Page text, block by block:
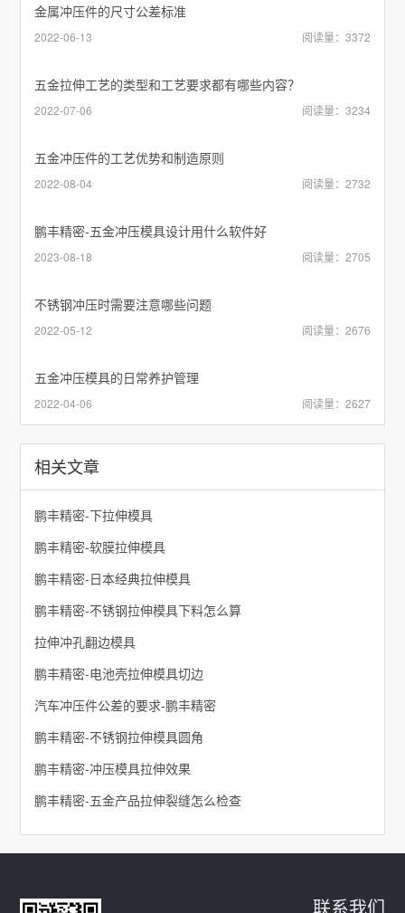
金属冲压件的尺寸公差标准
2022-06-13 阅读量：3372
五金拉伸工艺的类型和工艺要求都有哪些内容？
2022-07-06 阅读量：3234
五金冲压件的工艺优势和制造原则
2022-08-04 阅读量：2732
鹏丰精密-五金冲压模具设计用什么软件好
2023-08-18 阅读量：2705
不锈钢冲压时需要注意哪些问题
2022-05-12 阅读量：2676
五金冲压模具的日常养护管理
2022-04-06 阅读量：2627
相关文章
鹏丰精密-下拉伸模具
鹏丰精密-软膜拉伸模具
鹏丰精密-日本经典拉伸模具
鹏丰精密-不锈钢拉伸模具下料怎么算
拉伸冲孔翻边模具
鹏丰精密-电池壳拉伸模具切边
汽车冲压件公差的要求-鹏丰精密
鹏丰精密-不锈钢拉伸模具圆角
鹏丰精密-冲压模具拉伸效果
鹏丰精密-五金产品拉伸裂缝怎么检查
联系我们